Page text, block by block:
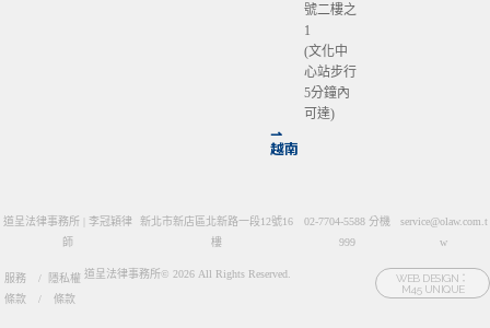
號二樓之
1
(文化中
心站步行
5分鐘內
可達)
⇀
越南
道呈法律事務所 | 李冠穎律
師
新北市新店區北新路一段12號16
樓
02-7704-5588 分機
999
service@olaw.com.t
w
服務
條款
/
/
隱私權
條款
道呈法律事務所© 2026 All Rights Reserved.
WEB DESIGN：
M45 UNIQUE